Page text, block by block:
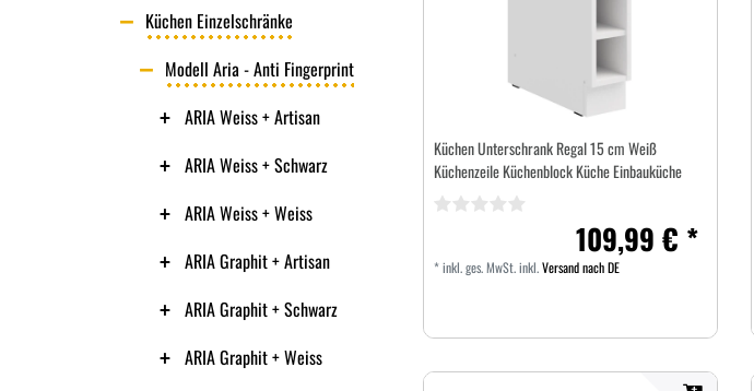
Küchen Einzelschränke
Modell Aria - Anti Fingerprint
ARIA Weiss + Artisan
ARIA Weiss + Schwarz
ARIA Weiss + Weiss
ARIA Graphit + Artisan
ARIA Graphit + Schwarz
ARIA Graphit + Weiss
Küchen Unterschrank Regal 15 cm Weiß
Küchenzeile Küchenblock Küche Einbauküche
109,99 € *
*inkl. ges. MwSt.inkl.Versand nach DE